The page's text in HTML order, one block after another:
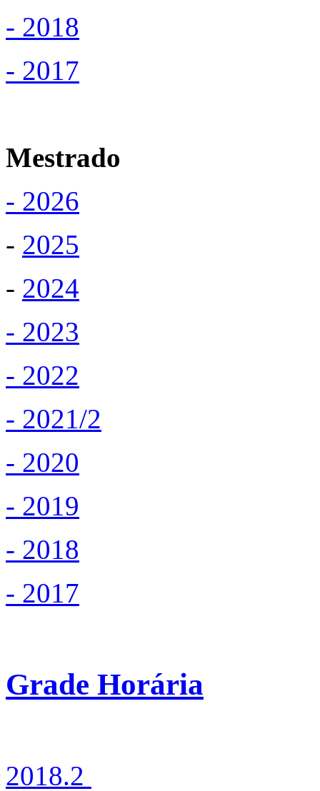
- 2018
- 2017
Mestrado
- 2026
- 2025
- 2024
- 2023
- 2022
- 2021/2
- 2020
- 2019
- 2018
- 2017
Grade Horária
2018.2